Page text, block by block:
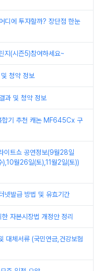
디에 투자할까? 장단점 한눈
지(시즌5)참여하세요~
청약 정보
과 및 청약 정보
합기 추천 캐논 MF645Cx 구
이트쇼 공연정보(9월28일
월26일(토),11월2일(토))
넷발급 방법 및 유효기간
자본시장법 개정안 정리
대체서류 (국민연금,건강보험